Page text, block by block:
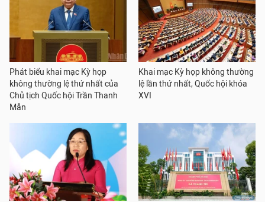
Phát biểu khai mạc Kỳ họp
không thường lệ thứ nhất của
Chủ tịch Quốc hội Trần Thanh
Mẫn
Khai mạc Kỳ họp không thường
lệ lần thứ nhất, Quốc hội khóa
XVI